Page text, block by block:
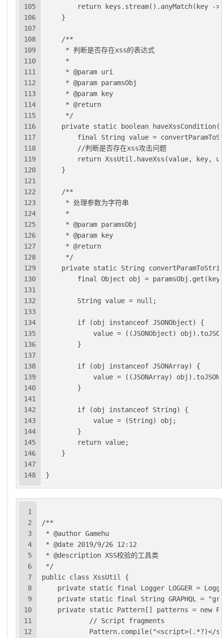
105
106
107
108
109
110
111
112
113
114
115
116
117
118
119
120
121
122
123
124
125
126
127
128
129
130
131
132
133
134
135
136
137
138
139
140
141
142
143
144
145
146
147
148
return keys.stream().anyMatch(key -
    }
    /**
     * 判断是否存在xss的表达式
     *
     * @param uri
     * @param paramsObj
     * @param key
     * @return
     */
private static boolean
final String value =
        //判断是否存在xss攻击问题
return XssUtil.haveXss(value, key,
    }
    /**
     * 处理参数为字符串
     *
     * @param paramsObj
     * @param key
     * @return
     */
private static String
final Object obj =
        String value = null;
        if (obj instanceof JSONObject) {
value = ((JSONObject)
        }
        if (obj instanceof JSONArray) {
value = ((JSONArray)
        }
        if (obj instanceof String) {
            value = (String) obj;
        }
        return value;
    }
}
1
2
3
4
5
6
7
8
9
10
11
12
/**
* @author Gamehu
* @date 2019/9/26 12:12
* @description XSS校验的工具类
*/
public class XssUtil {
private static final Logger LOGGER =
private static final String GRAPHQL =
private static Pattern[] patterns = new
            // Script fragments
Pattern.compile("<script>(.*?)</